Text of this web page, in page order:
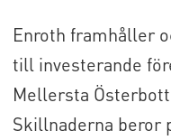
Enroth framhåller
till investerande
Mellersta
Skillnaderna beror